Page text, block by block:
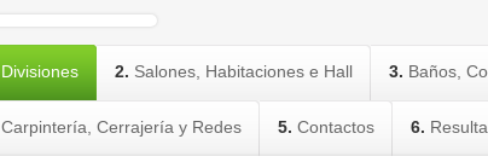
Divisiones 2. Salones, Habitaciones e Hall 3. Baños,
Carpintería, Cerrajería y Redes 5. Contactos 6.